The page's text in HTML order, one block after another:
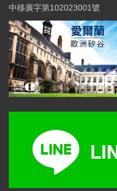
中移廣字第102023001號